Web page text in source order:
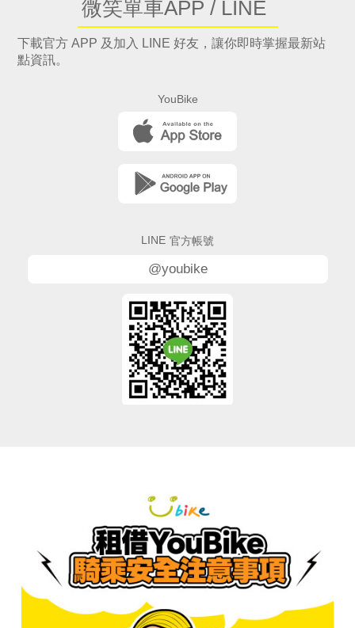
微笑單車APP / LINE
下載官方 APP 及加入 LINE 好友，讓你即時掌握最新站
點資訊。
YouBike
LINE 官方帳號
@youbike